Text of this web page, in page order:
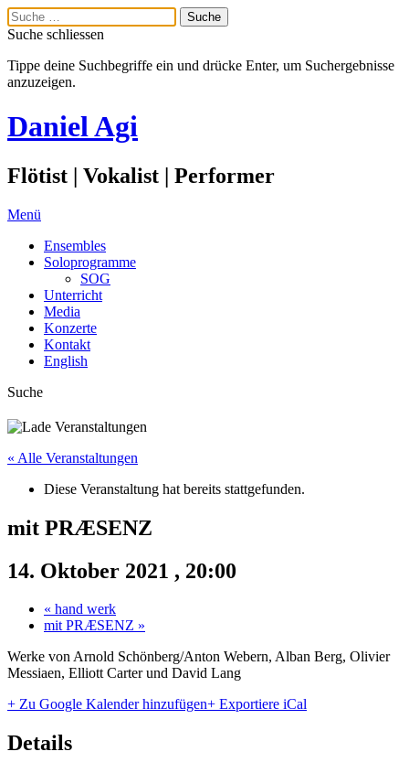
Suche schliessen
Tippe deine Suchbegriffe ein und drücke Enter, um Suchergebnisse
anzuzeigen.
Daniel Agi
Flötist | Vokalist | Performer
Menü
Ensembles
Soloprogramme
SOG
Unterricht
Media
Konzerte
Kontakt
English
Suche
« Alle Veranstaltungen
Diese Veranstaltung hat bereits stattgefunden.
mit PRÆSENZ
14. Oktober 2021 , 20:00
« hand werk
mit PRÆSENZ »
Werke von Arnold Schönberg/Anton Webern, Alban Berg, Olivier
Messiaen, Elliott Carter und David Lang
+ Zu Google Kalender hinzufügen+ Exportiere iCal
Details